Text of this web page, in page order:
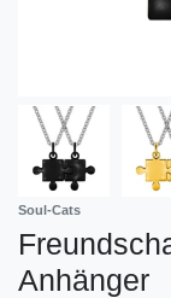
Soul-Cats
Anhänger